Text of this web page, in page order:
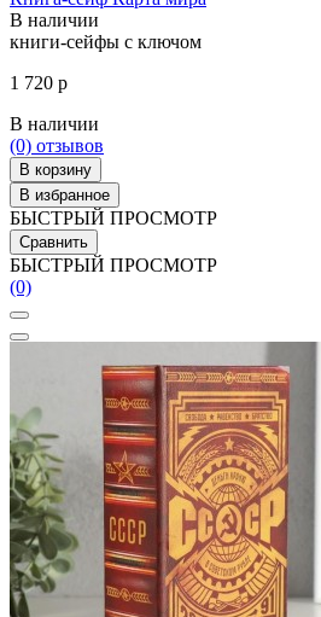
В наличии
книги-сейфы с ключом
1 720 р
В наличии
(0) отзывов
В корзину
В избранное
БЫСТРЫЙ ПРОСМОТР
Сравнить
БЫСТРЫЙ ПРОСМОТР
(0)